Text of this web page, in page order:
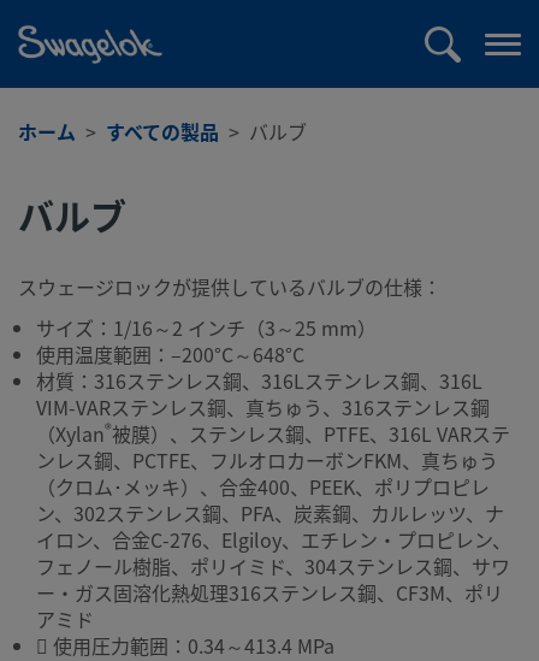
ホーム すべての製品 バルブ
バルブ
スウェージロックが提供しているバルブの仕様：
サイズ：1/16～2 インチ（3～25 mm）
使用温度範囲：–200°C～648°C
材質：316ステンレス鋼、316Lステンレス鋼、316L
VIM-VARステンレス鋼、真ちゅう、316ステンレス鋼
（Xylan®被膜）、ステンレス鋼、PTFE、316L VARステ
ンレス鋼、PCTFE、フルオロカーボンFKM、真ちゅう
（クロム･メッキ）、合金400、PEEK、ポリプロピレ
ン、302ステンレス鋼、PFA、炭素鋼、カルレッツ、ナ
イロン、合金C-276、Elgiloy、エチレン・プロピレン、
フェノール樹脂、ポリイミド、304ステンレス鋼、サワ
ー・ガス固溶化熱処理316ステンレス鋼、CF3M、ポリ
アミド
 使用圧力範囲：0.34～413.4 MPa